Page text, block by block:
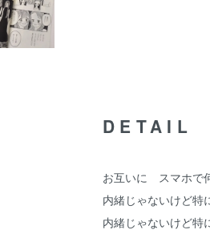
DETAIL
お互いに スマホで
内緒じゃないけど特
内緒じゃないけど特